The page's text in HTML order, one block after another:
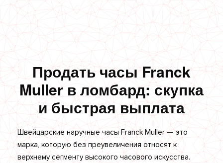
Продать часы Franck
Muller в ломбард: скупка
и быстрая выплата
Швейцарские наручные часы Franck Muller — это
марка, которую без преувеличения относят к
верхнему сегменту высокого часового искусства.